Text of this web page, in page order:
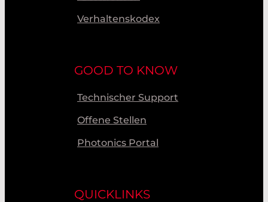
Verhaltenskodex
GOOD TO KNOW
Technischer Support
Offene Stellen
Photonics Portal
QUICKLINKS